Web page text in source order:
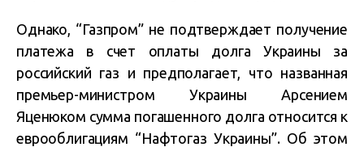
Однако, “Газпром” не подтверждает получение
платежа в счет оплаты долга Украины за
российский газ и предполагает, что названная
премьер-министром Украины Арсением
Яценюком сумма погашенного долга относится к
еврооблигациям “Нафтогаз Украины”. Об этом